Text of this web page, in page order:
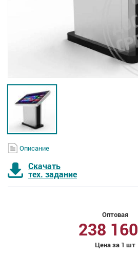
Описание
Скачать
тех. задание
Оптовая
238 160
Цена за 1 шт